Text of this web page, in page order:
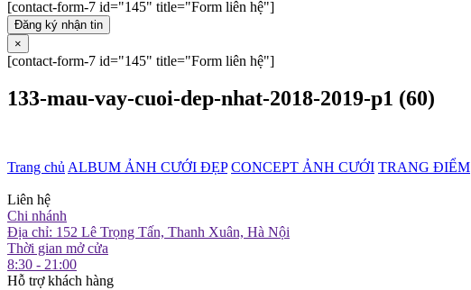
[contact-form-7 id="145" title="Form liên hệ"]
Đăng ký nhận tin
×
[contact-form-7 id="145" title="Form liên hệ"]
133-mau-vay-cuoi-dep-nhat-2018-2019-p1 (60)
Trang chủ ALBUM ẢNH CƯỚI ĐẸP CONCEPT ẢNH CƯỚI TRANG ĐIỂM
Liên hệ
Chi nhánh
Địa chỉ: 152 Lê Trọng Tấn, Thanh Xuân, Hà Nội
Thời gian mở cửa
8:30 - 21:00
Hỗ trợ khách hàng